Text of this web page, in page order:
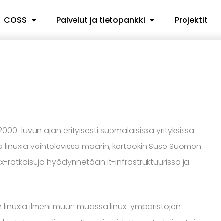
COSS Palvelut ja tietopankki Projektit
luvun ajan erityisesti suomalaisissa yrityksissä.
vaihtelevissa määrin, kertookin Suse Suomen
ratkaisuja hyödynnetään it-infrastruktuurissa ja
ilmeni muun muassa linux-ympäristöjen